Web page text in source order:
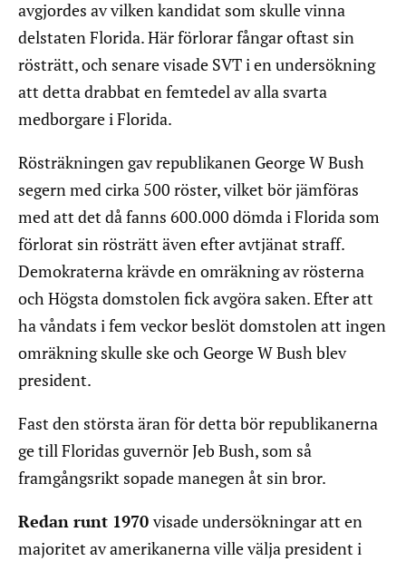
avgjordes av vilken kandidat som skulle vinna
delstaten Florida. Här förlorar fångar oftast sin
rösträtt, och senare visade SVT i en undersökning
att detta drabbat en femtedel av alla svarta
medborgare i Florida.
Rösträkningen gav republikanen George W Bush
segern med cirka 500 röster, vilket bör jämföras
med att det då fanns 600.000 dömda i Florida som
förlorat sin rösträtt även efter avtjänat straff.
Demokraterna krävde en omräkning av rösterna
och Högsta domstolen fick avgöra saken. Efter att
ha våndats i fem veckor beslöt domstolen att ingen
omräkning skulle ske och George W Bush blev
president.
Fast den största äran för detta bör republikanerna
ge till Floridas guvernör Jeb Bush, som så
framgångsrikt sopade manegen åt sin bror.
Redan runt 1970 visade undersökningar att en
majoritet av amerikanerna ville välja president i